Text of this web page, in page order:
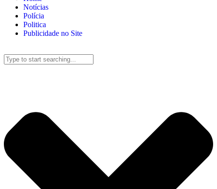
Notícias
Polícia
Politica
Publicidade no Site